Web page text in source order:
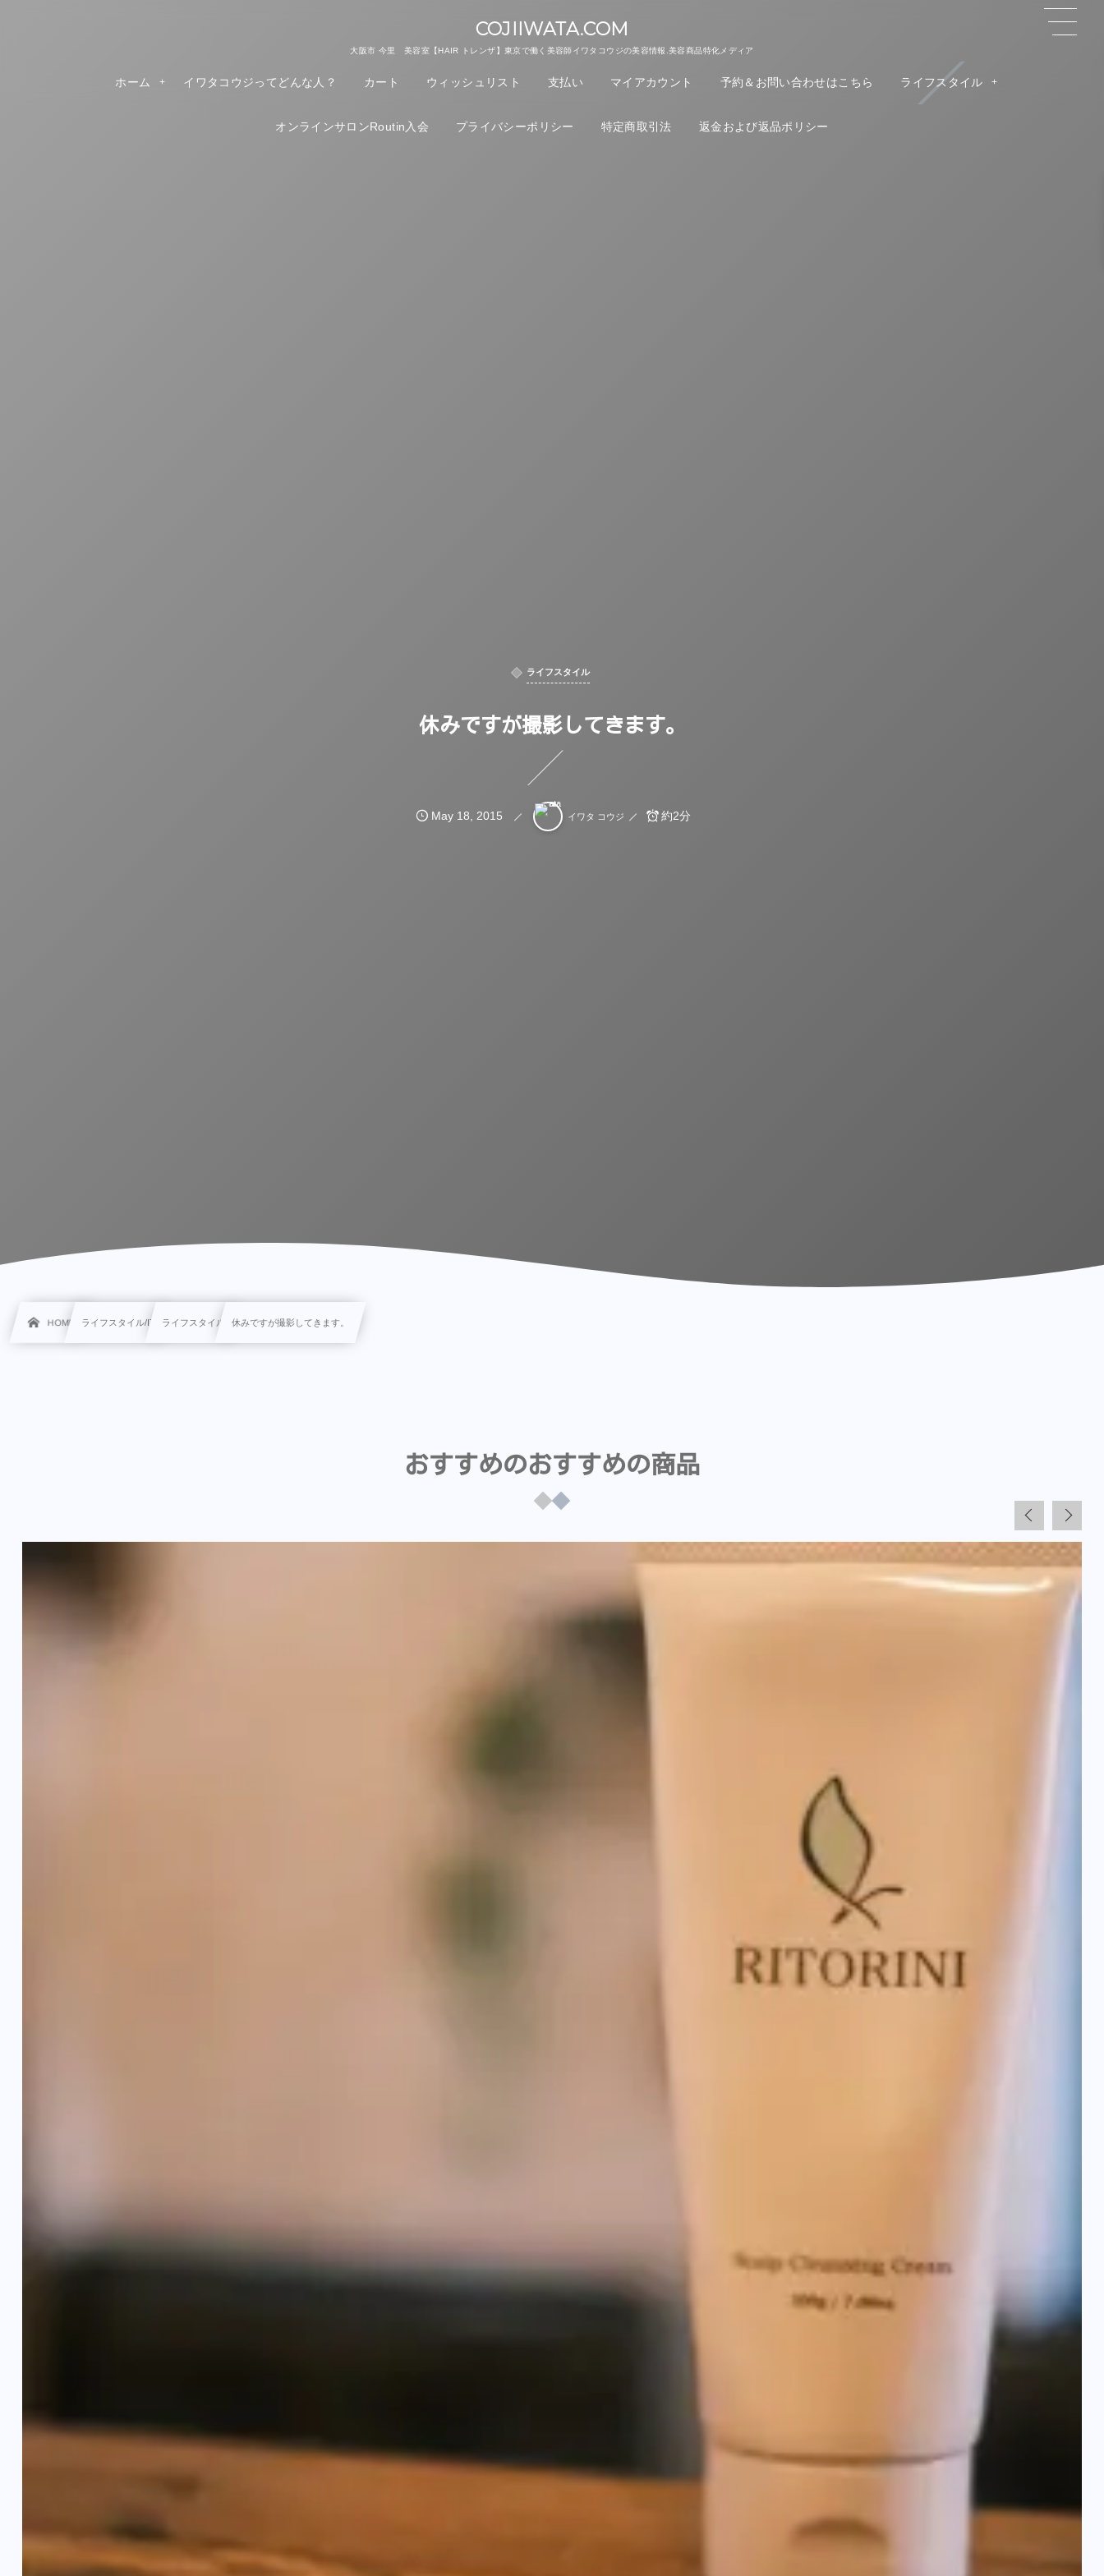
COJIIWATA.COM
大阪市 今里 美容室【HAIR トレンザ】東京で働く美容師イワタコウジの美容情報.美容商品特化メディア
ホーム イワタコウジってどんな人？ カート ウィッシュリスト 支払い マイアカウント 予約＆お問い合わせはこちら ライフスタイル
オンラインサロンRoutin入会 プライバシーポリシー 特定商取引法 返金および返品ポリシー
ライフスタイル
休みですが撮影してきます。
May 18, 2015 イワタ コウジ 約2分
HOME ライフスタイル/IT ライフスタイル 休みですが撮影してきます。
おすすめのおすすめの商品